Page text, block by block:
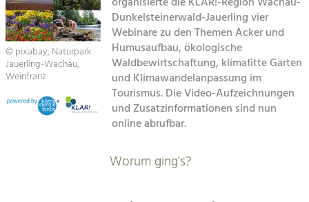
Suche
Impressum
Kontakt
Landscape.
Tourism
Offer Development and Positioning
Art & Culture
Crafts, Science and Research.
Social Affairs, Education
© pixabay, Naturpark
Jauerling-Wachau,
Weinfranz
Dunkelsteinerwald-Jauerling vier
Webinare zu den Themen Acker und
Humusaufbau, ökologische
Waldbewirtschaftung, klimafitte Gärten
und Klimawandelanpassung im
Tourismus. Die Video-Aufzeichnungen
und Zusatzinformationen sind nun
online abrufbar.
Worum ging's?